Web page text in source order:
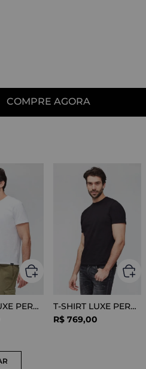
COMPRE AGORA
T-SHIRT LUXE PERFORMANCE WHITE
T-SHIRT LUXE PERFORMANCE BLACK
R$ 769,00